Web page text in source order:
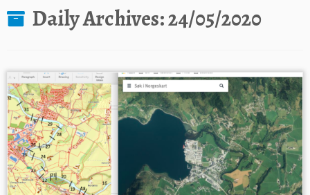
Daily Archives:24/05/2020